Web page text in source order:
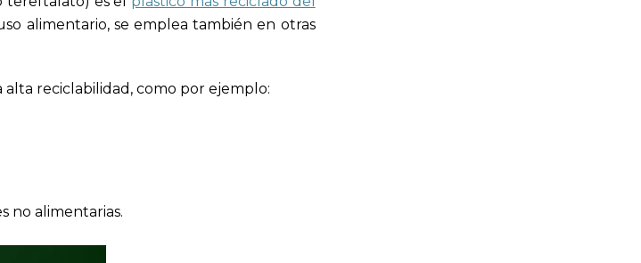
alimentario, se emplea también en otras
reciclabilidad, como por ejemplo:
no alimentarias.